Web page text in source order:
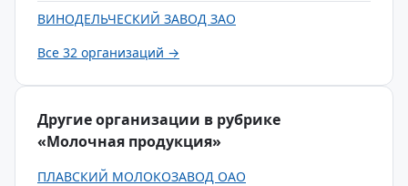
ВИНОДЕЛЬЧЕСКИЙ ЗАВОД ЗАО
Все 32 организаций →
Другие организации в рубрике
«Молочная продукция»
ПЛАВСКИЙ МОЛОКОЗАВОД ОАО